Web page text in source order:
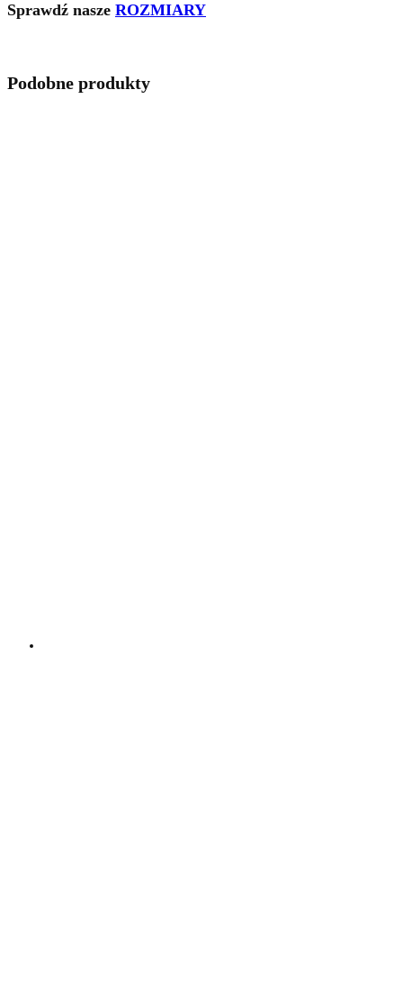
Sprawdź nasze ROZMIARY
Podobne produkty